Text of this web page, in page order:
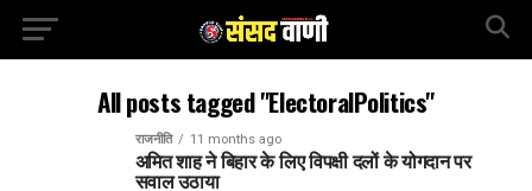
All posts tagged "ElectoralPolitics"
राजनीति 11 months ago
अमित शाह ने बिहार के लिए विपक्षी दलों के योगदान पर
सवाल उठाया